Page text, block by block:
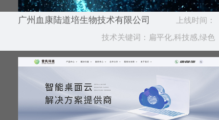
广州血康陆道培生物技术有限公司 上线时间：
2023.10
技术关键词：扁平化,科技感,绿色